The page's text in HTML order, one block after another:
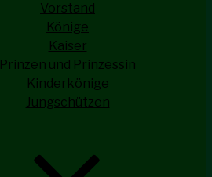
Vorstand
Könige
Kaiser
Prinzen und Prinzessin
Kinderkönige
Jungschützen